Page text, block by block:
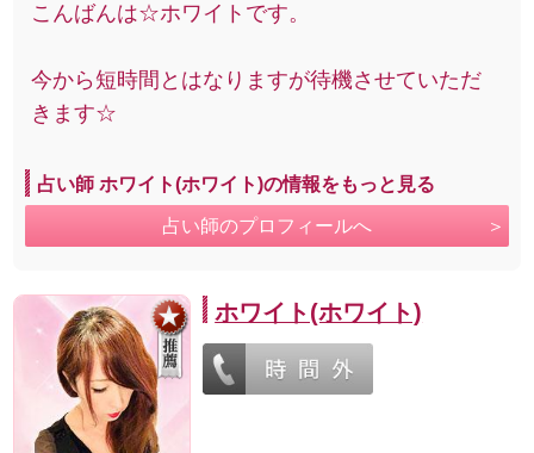
こんばんは☆ホワイトです。
今から短時間とはなりますが待機させていただ
きます☆
占い師 ホワイト(ホワイト)の情報をもっと見る
占い師のプロフィールへ
ホワイト(ホワイト)